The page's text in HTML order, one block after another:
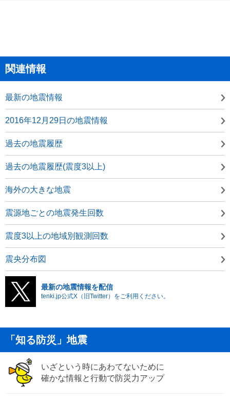
関連情報
最新の地震情報
2016年12月29日の地震情報
過去の地震履歴
過去の地震履歴(震度3以上)
海外の大きな地震
震源地ごとの地震発生回数
震度3以上の地域別観測回数
震央分布図
最新の地震情報を配信
tenki.jp公式X（旧Twitter）をご利用ください。
「知る防災」地震
いざという時にあわてないために
確かな情報と行動で防災力アップ